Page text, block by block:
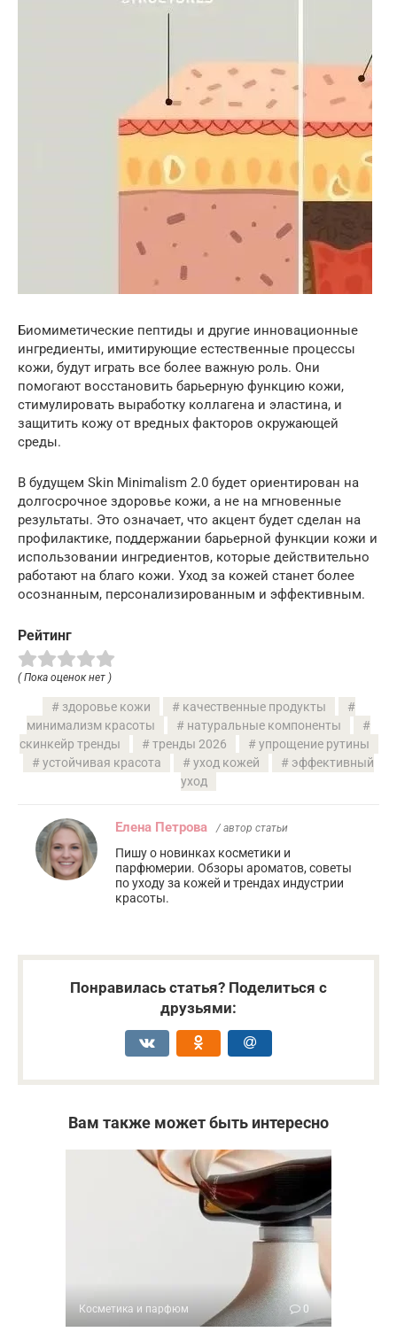
Биомиметические пептиды и другие инновационные
ингредиенты, имитирующие естественные процессы
кожи, будут играть все более важную роль. Они
помогают восстановить барьерную функцию кожи,
стимулировать выработку коллагена и эластина, и
защитить кожу от вредных факторов окружающей
среды.
В будущем Skin Minimalism 2.0 будет ориентирован на
долгосрочное здоровье кожи, а не на мгновенные
результаты. Это означает, что акцент будет сделан на
профилактике, поддержании барьерной функции кожи и
использовании ингредиентов, которые действительно
работают на благо кожи. Уход за кожей станет более
осознанным, персонализированным и эффективным.
Рейтинг
( Пока оценок нет )
здоровье кожи
качественные продукты
минимализм красоты
натуральные компоненты
скинкейр тренды
тренды 2026
упрощение рутины
устойчивая красота
уход кожей
эффективный
уход
Елена Петрова / автор статьи
Пишу о новинках косметики и
парфюмерии. Обзоры ароматов, советы
по уходу за кожей и трендах индустрии
красоты.
Понравилась статья? Поделиться с
друзьями:
Вам также может быть интересно
Косметика и парфюм 0